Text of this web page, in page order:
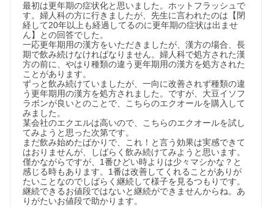
最初は更年期の症状化と思いました。ホットフラッシュで
す。婦人科の方に行きましたが、先生に言われたのは【閉
経して20年以上も経過してるのに更年期の症状は出ませ
ん】との回答でした。
一応更年期用の漢方をいただきましたが、漢方の場合、長
期で飲み続けなければなりません。婦人科で処方された漢
方の前に、やはり種類の違う更年期用の漢方を処方された
ことがあります。
ずっと飲み続けていましたが、一向に改善されず種類の違
う更年期用の漢方を処方されました。ですが、大豆イソフ
ラボンが良いとのことで、こちらのエクオールを購入して
みました。
某会社のエクエルは高いので、こちらのエクオールを試し
てみようと思った次第です。
まだ飲み始めたばかりで、これ！と言う効果は実感できて
はおりませんが、しばらく飲み続けてみようと思います。
僅かながらですが、1番ひどい時よりは少々マシかな？と
感じる時もあります。1番は改善してくれることがありが
たいことなのでしばらく継続して様子を見るつもりです。
継続できるお値段ではないと継続ができませんからね。あ
りがたいお値段で助かります。